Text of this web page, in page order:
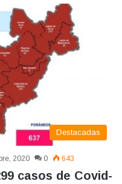
Destacadas
2020 0 643
casos de Covid-